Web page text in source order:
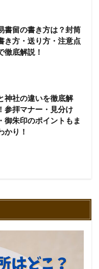
書留の書き方は？封筒
き方・送り方・注意点
徹底解説！
神社の違いを徹底解
参拝マナー・見分け
御朱印のポイントもま
かり！